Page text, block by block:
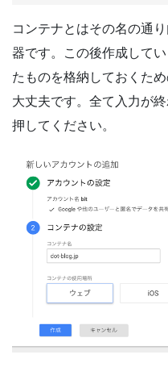
コンテナとはその名の通
器です。この後作成して
たものを格納しておくた
大丈夫です。全て入力が
押してください。